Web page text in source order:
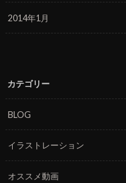
2014年1月
カテゴリー
BLOG
イラストレーション
オススメ動画